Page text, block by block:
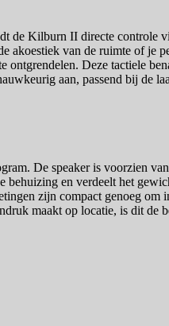
de Kilburn II directe controle
akoestiek van de ruimte of
Deze tactiele
aan, passend bij de
De speaker is voorzien
en verdeelt het
zijn compact genoeg om
maakt op locatie, is dit de